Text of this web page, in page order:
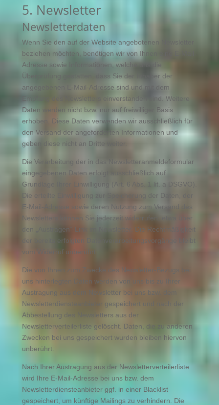
5. Newsletter
Newsletterdaten
Wenn Sie den auf der Website angebotenen Newsletter
beziehen möchten, benötigen wir von Ihnen eine E-Mail-
Adresse sowie Informationen, welche uns die
Überprüfung gestatten, dass Sie der Inhaber der
angegebenen E-Mail-Adresse sind und mit dem
Empfang des Newsletters einverstanden sind. Weitere
Daten werden nicht bzw. nur auf freiwilliger Basis
erhoben. Diese Daten verwenden wir ausschließlich für
den Versand der angeforderten Informationen und
geben diese nicht an Dritte weiter.
Die Verarbeitung der in das Newsletteranmeldeformular
eingegebenen Daten erfolgt ausschließlich auf
Grundlage Ihrer Einwilligung (Art. 6 Abs. 1 lit. a DSGVO).
Die erteilte Einwilligung zur Speicherung der Daten, der
E-Mail-Adresse sowie deren Nutzung zum Versand des
Newsletters können Sie jederzeit widerrufen, etwa über
den „Austragen“-Link im Newsletter. Die Rechtmäßigkeit
der bereits erfolgten Datenverarbeitungsvorgänge bleibt
vom Widerruf unberührt.
Die von Ihnen zum Zwecke des Newsletter-Bezugs bei
uns hinterlegten Daten werden von uns bis zu Ihrer
Austragung aus dem Newsletter bei uns bzw. dem
Newsletterdiensteanbieter gespeichert und nach der
Abbestellung des Newsletters aus der
Newsletterverteilerliste gelöscht. Daten, die zu anderen
Zwecken bei uns gespeichert wurden bleiben hiervon
unberührt.
Nach Ihrer Austragung aus der Newsletterverteilerliste
wird Ihre E-Mail-Adresse bei uns bzw. dem
Newsletterdiensteanbieter ggf. in einer Blacklist
gespeichert, um künftige Mailings zu verhindern. Die